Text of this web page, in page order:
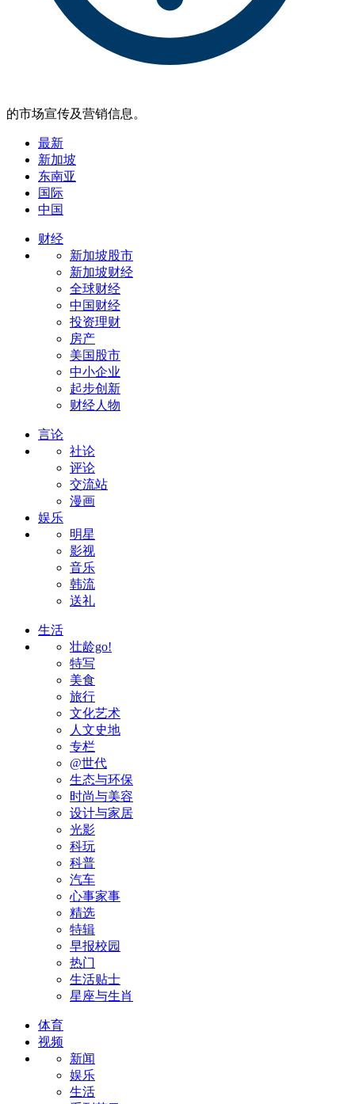
的市场宣传及营销信息。
最新
新加坡
东南亚
国际
中国
财经
新加坡股市
新加坡财经
全球财经
中国财经
投资理财
房产
美国股市
中小企业
起步创新
财经人物
言论
社论
评论
交流站
漫画
娱乐
明星
影视
音乐
韩流
送礼
生活
壮龄go!
特写
美食
旅行
文化艺术
人文史地
专栏
@世代
生态与环保
时尚与美容
设计与家居
光影
科玩
科普
汽车
心事家事
精选
特辑
早报校园
热门
生活贴士
星座与生肖
体育
视频
新闻
娱乐
生活